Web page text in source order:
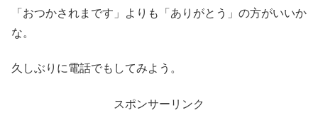
「おつかされまです」よりも「ありがとう」の方がいいか
な。
久しぶりに電話でもしてみよう。
スポンサーリンク